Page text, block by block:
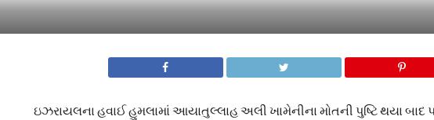
ઇઝરાયલના હવાઈ હુમલામાં આયાતુલ્લાહ અલી ખામેનીના મોતની પુષ્ટિ થયા બાદ